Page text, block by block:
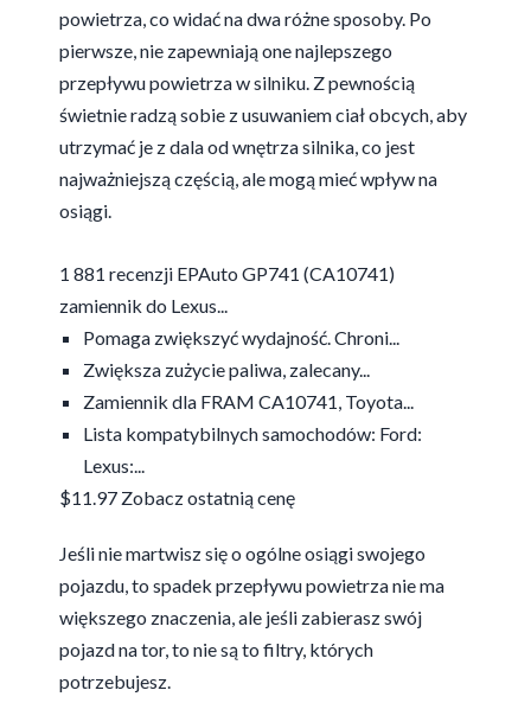
powietrza, co widać na dwa różne sposoby. Po
pierwsze, nie zapewniają one najlepszego
przepływu powietrza w silniku. Z pewnością
świetnie radzą sobie z usuwaniem ciał obcych, aby
utrzymać je z dala od wnętrza silnika, co jest
najważniejszą częścią, ale mogą mieć wpływ na
osiągi.
1 881 recenzji EPAuto GP741 (CA10741)
zamiennik do Lexus...
Pomaga zwiększyć wydajność. Chroni...
Zwiększa zużycie paliwa, zalecany...
Zamiennik dla FRAM CA10741, Toyota...
Lista kompatybilnych samochodów: Ford:
Lexus:...
$11.97 Zobacz ostatnią cenę
Jeśli nie martwisz się o ogólne osiągi swojego
pojazdu, to spadek przepływu powietrza nie ma
większego znaczenia, ale jeśli zabierasz swój
pojazd na tor, to nie są to filtry, których
potrzebujesz.